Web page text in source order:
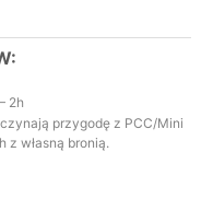
2h
przygodę z PCC/Mini
z własną bronią.